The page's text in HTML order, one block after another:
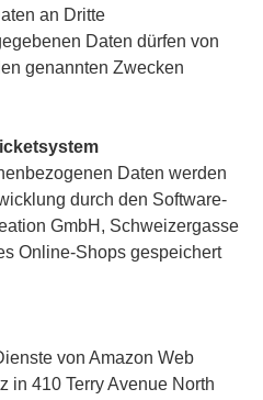
an Dritte
Daten dürfen von
genannten Zwecken
Daten werden
durch den Software-
GmbH, Schweizergasse
Online-Shops gespeichert
von Amazon Web
in 410 Terry Avenue North